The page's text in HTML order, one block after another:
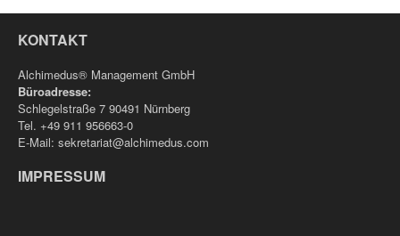
KONTAKT
Alchimedus® Management GmbH
Büroadresse:
Schlegelstraße 7 90491 Nürnberg
Tel. +49 911 956663-0
E-Mail: sekretariat@alchimedus.com
IMPRESSUM